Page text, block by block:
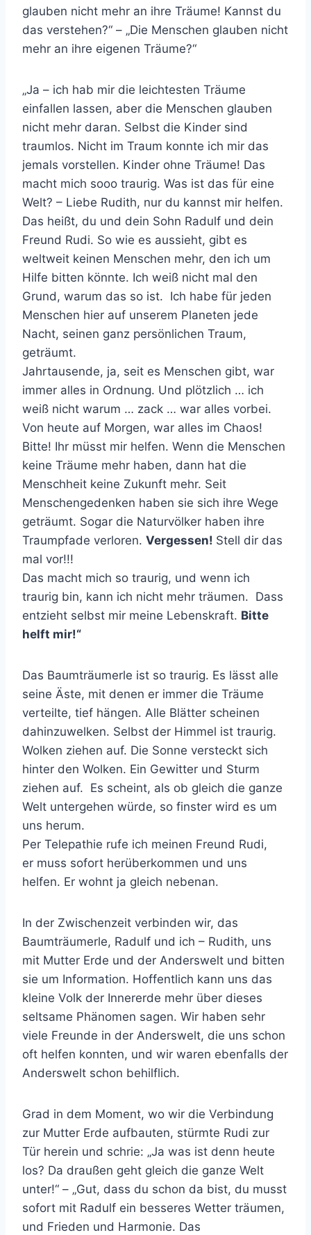
glauben nicht mehr an ihre Träume! Kannst du
das verstehen?“ – „Die Menschen glauben nicht
mehr an ihre eigenen Träume?“
„Ja – ich hab mir die leichtesten Träume
einfallen lassen, aber die Menschen glauben
nicht mehr daran. Selbst die Kinder sind
traumlos. Nicht im Traum konnte ich mir das
jemals vorstellen. Kinder ohne Träume! Das
macht mich sooo traurig. Was ist das für eine
Welt? – Liebe Rudith, nur du kannst mir helfen.
Das heißt, du und dein Sohn Radulf und dein
Freund Rudi. So wie es aussieht, gibt es
weltweit keinen Menschen mehr, den ich um
Hilfe bitten könnte. Ich weiß nicht mal den
Grund, warum das so ist. Ich habe für jeden
Menschen hier auf unserem Planeten jede
Nacht, seinen ganz persönlichen Traum,
geträumt.
Jahrtausende, ja, seit es Menschen gibt, war
immer alles in Ordnung. Und plötzlich … ich
weiß nicht warum … zack … war alles vorbei.
Von heute auf Morgen, war alles im Chaos!
Bitte! Ihr müsst mir helfen. Wenn die Menschen
keine Träume mehr haben, dann hat die
Menschheit keine Zukunft mehr. Seit
Menschengedenken haben sie sich ihre Wege
geträumt. Sogar die Naturvölker haben ihre
Traumpfade verloren. Vergessen! Stell dir das
mal vor!!!
Das macht mich so traurig, und wenn ich
traurig bin, kann ich nicht mehr träumen. Dass
entzieht selbst mir meine Lebenskraft. Bitte
helft mir!“
Das Baumträumerle ist so traurig. Es lässt alle
seine Äste, mit denen er immer die Träume
verteilte, tief hängen. Alle Blätter scheinen
dahinzuwelken. Selbst der Himmel ist traurig.
Wolken ziehen auf. Die Sonne versteckt sich
hinter den Wolken. Ein Gewitter und Sturm
ziehen auf. Es scheint, als ob gleich die ganze
Welt untergehen würde, so finster wird es um
uns herum.
Per Telepathie rufe ich meinen Freund Rudi,
er muss sofort herüberkommen und uns
helfen. Er wohnt ja gleich nebenan.
In der Zwischenzeit verbinden wir, das
Baumträumerle, Radulf und ich – Rudith, uns
mit Mutter Erde und der Anderswelt und bitten
sie um Information. Hoffentlich kann uns das
kleine Volk der Innererde mehr über dieses
seltsame Phänomen sagen. Wir haben sehr
viele Freunde in der Anderswelt, die uns schon
oft helfen konnten, und wir waren ebenfalls der
Anderswelt schon behilflich.
Grad in dem Moment, wo wir die Verbindung
zur Mutter Erde aufbauten, stürmte Rudi zur
Tür herein und schrie: „Ja was ist denn heute
los? Da draußen geht gleich die ganze Welt
unter!“ – „Gut, dass du schon da bist, du musst
sofort mit Radulf ein besseres Wetter träumen,
und Frieden und Harmonie. Das